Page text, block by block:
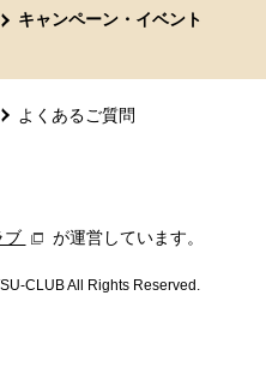
キャンペーン・イベント
よくあるご質問
ブ 別のウィンドウで開きます。
が運営しています。
CLUB All Rights Reserved.